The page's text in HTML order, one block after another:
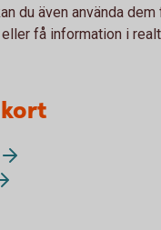
du även använda
få information i